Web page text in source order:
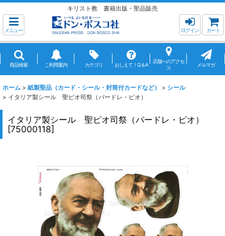
キリスト教 書籍出版・聖品販売
メニュー ログイン カート
商品検索 ご利用案内 カテゴリ おしえて！Q＆A
店舗へのアクセ
ス
メルマガ
ホーム > 紙製聖品（カード・シール・封筒付カードなど） > シール
> イタリア製シール 聖ピオ司祭（パードレ・ピオ）
イタリア製シール 聖ピオ司祭（パードレ・ピオ）
[75000118]